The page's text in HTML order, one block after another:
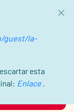
guest/la-
esta
Enlace .